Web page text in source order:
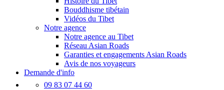
Bouddhisme tibétain
Vidéos du Tibet
Notre agence
Notre agence au Tibet
Réseau Asian Roads
Garanties et engagements Asian Roads
Avis de nos voyageurs
Demande d'info
09 83 07 44 60